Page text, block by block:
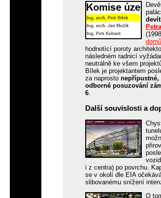
hodnotící poroty
následném radnicí
neutrálně ke všem
Bílek je projektantem
za naprosto nepřípustné,
odborné posuzování
6.
Další souvislosti a
i z centra) po povrchu.
se v okolí dle EIA
slibovanému snížení
O